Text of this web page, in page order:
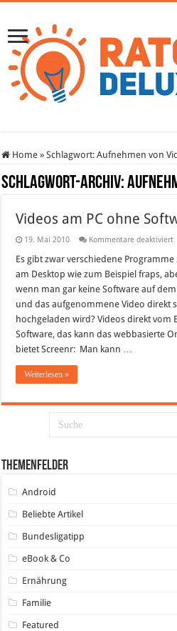
Home » Schlagwort:Aufnehmen von
Schlagwort-Archiv:
Videos am PC ohne
19. Mai 2010 Kommentare deaktiviert
Es gibt zwar verschiedene
am Desktop wie zum Beispiel fraps,
wenn man gar keine Software auf
und das aufgenommene Video direkt
hochgeladen wird? Videos direkt
Software, das kann das webbasierte
bietet Screenr: Man kann …
Weiterlesen »
Themenfelder
Android
Beliebte Artikel
Bundesligatipp
eBook & Co
Ernährung
Familie
Featured